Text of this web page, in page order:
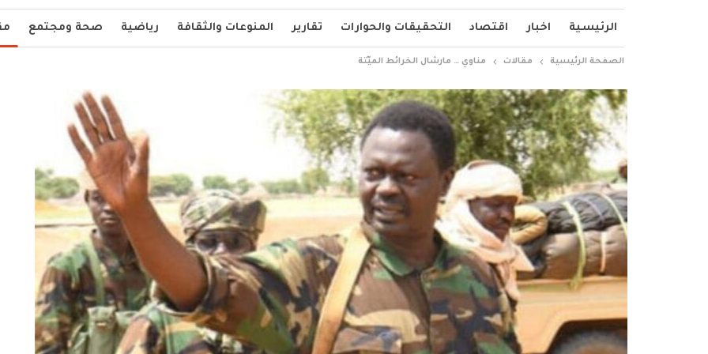
الرئيسية اخبار اقتصاد التحقيقات والحوارات تقارير المنوعات والثقافة رياضية صحة ومجتمع
الصفحة الرئيسية مقالات مناوي … مارشال الخرائط الميّتة